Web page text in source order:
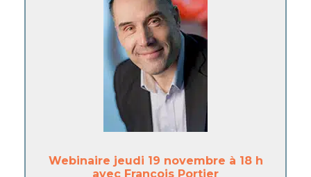
Webinaire jeudi 19 novembre à 18 h
avec François Portier